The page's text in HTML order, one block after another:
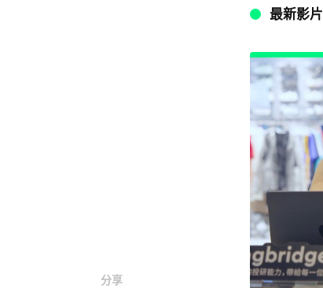
分享
最新影片